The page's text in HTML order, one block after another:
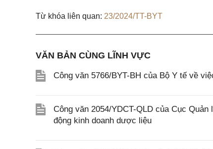
Từ khóa liên quan: 23/2024/TT-BYT
VĂN BẢN CÙNG LĨNH VỰC
Công văn 5766/BYT-BH của Bộ Y tế về
Công văn 2054/YDCT-QLD của Cục
động kinh doanh dược liệu